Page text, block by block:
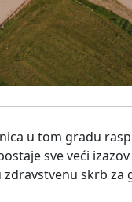
u tom gradu
sve veći
skrb za